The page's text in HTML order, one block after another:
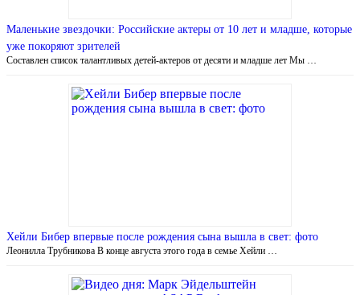
Маленькие звездочки: Российские актеры от 10 лет и младше, которые
уже покоряют зрителей
Составлен список талантливых детей-актеров от десяти и младше лет Мы …
Хейли Бибер впервые после рождения сына вышла в свет: фото
Леонилла Трубникова В конце августа этого года в семье Хейли …